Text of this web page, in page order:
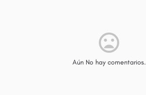
Aún No hay comentarios.